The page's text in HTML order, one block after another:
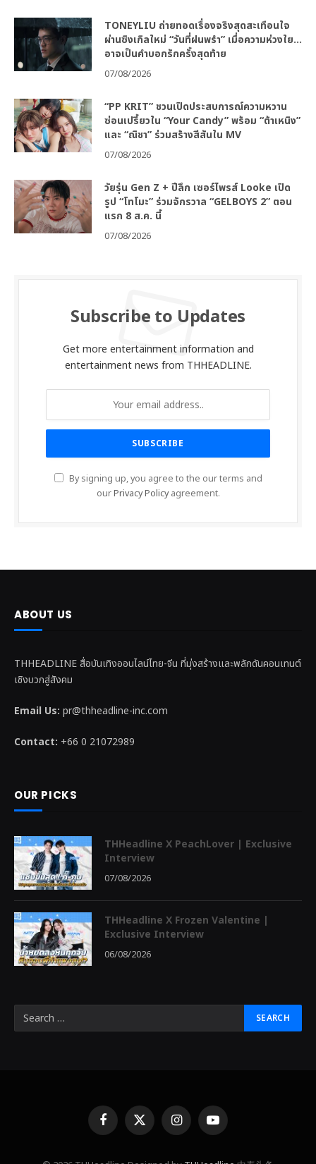
TONEYLIU ถ่ายทอดเรื่องจริงสุดสะเทือนใจ
ผ่านซิงเกิลใหม่ “วันที่ฝนพรำ” เมื่อความห่วงใย…
อาจเป็นคำบอกรักครั้งสุดท้าย
07/08/2026
“PP KRIT” ชวนเปิดประสบการณ์ความหวาน
ซ่อนเปรี้ยวใน “Your Candy” พร้อม “ต้าเหนิง”
และ “ณิชา” ร่วมสร้างสีสันใน MV
07/08/2026
วัยรุ่น Gen Z + ปีลึก เซอร์ไพรส์ Looke เปิด
รูป “โทโมะ” ร่วมจักรวาล “GELBOYS 2” ตอน
แรก 8 ส.ค. นี้
07/08/2026
Subscribe to Updates
Get more entertainment information and
entertainment news from THHEADLINE.
By signing up, you agree to the our terms and
ourPrivacy Policyagreement.
ABOUT US
THHEADLINE สื่อบันเทิงออนไลน์ไทย-จีน ที่มุ่งสร้างและพลักดันคอนเทนต์
เชิงบวกสู่สังคม
Email Us: pr@thheadline-inc.com
Contact: +66 0 21072989
OUR PICKS
THHeadline X PeachLover | Exclusive
Interview
07/08/2026
THHeadline X Frozen Valentine |
Exclusive Interview
06/08/2026
FacebookX
(Twitter)
InstagramYouTube